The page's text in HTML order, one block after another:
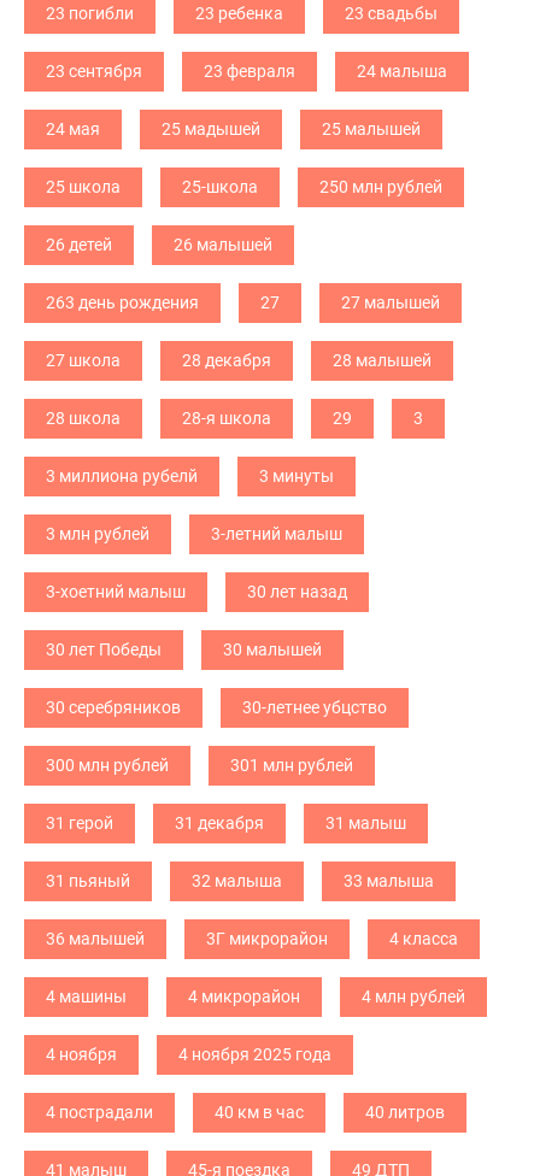
23 погибли 23 ребенка 23 свадьбы
23 сентября 23 февраля 24 малыша
24 мая 25 мадышей 25 малышей
25 школа 25-школа 250 млн рублей
26 детей 26 малышей
263 день рождения 27 27 малышей
27 школа 28 декабря 28 малышей
28 школа 28-я школа 29 3
3 миллиона рубелй 3 минуты
3 млн рублей 3-летний малыш
3-хоетний малыш 30 лет назад
30 лет Победы 30 малышей
30 серебряников 30-летнее убцство
300 млн рублей 301 млн рублей
31 герой 31 декабря 31 малыш
31 пьяный 32 малыша 33 малыша
36 малышей 3Г микрорайон 4 класса
4 машины 4 микрорайон 4 млн рублей
4 ноября 4 ноября 2025 года
4 пострадали 40 км в час 40 литров
41 малыш 45-я поездка 49 ДТП